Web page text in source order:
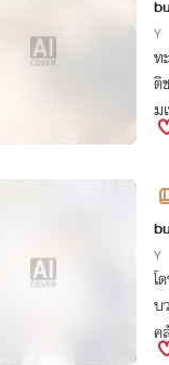
Y
ท
ติ
ม
ม
Y
โ
บ
ค